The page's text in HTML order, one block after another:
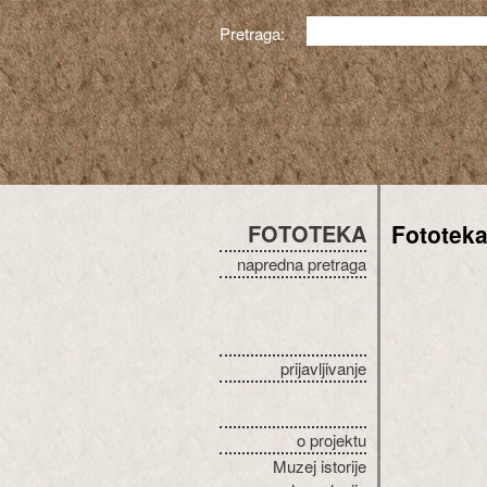
Pretraga:
FOTOTEKA
napredna pretraga
prijavljivanje
o projektu
Muzej istorije
Fototeka